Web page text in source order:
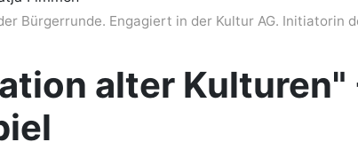
Bürgerrunde. Engagiert in der Kultur AG. Initiatorin
alter